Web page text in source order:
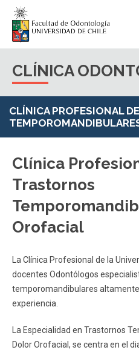
POSTGRADOS
CLÍNICA
ESTUDIANTES
FUNCIONARIOS
CLÍNICA
CLÍNICA PROFESIONAL
Clínica
Trastornos
Orofacial
La Clínica Profesional de la
docentes Odontólogos
temporomandibulares
experiencia.
La Especialidad en Trastornos
Dolor Orofacial, se centra en el